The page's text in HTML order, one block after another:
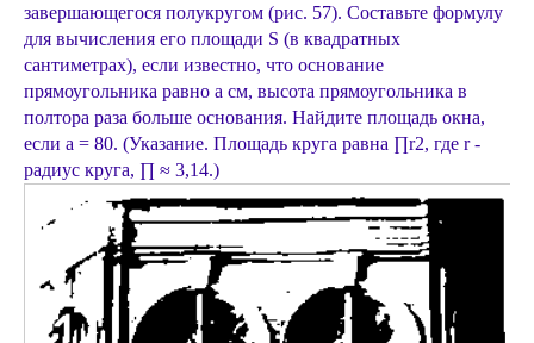
завершающегося полукругом (рис. 57). Составьте формулу
для вычисления его площади S (в квадратных
сантиметрах), если известно, что основание
прямоугольника равно а см, высота прямоугольника в
полтора раза больше основания. Найдите площадь окна,
если а = 80. (Указание. Площадь круга равна ∏r2, где r -
радиус круга, ∏ ≈ 3,14.)